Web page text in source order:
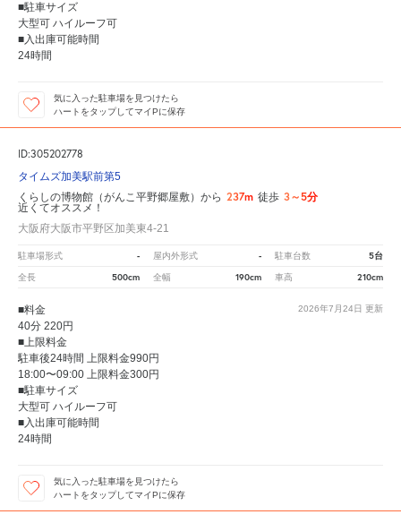
■駐車サイズ
大型可 ハイルーフ可
■入出庫可能時間
24時間
気に入った駐車場を見つけたら
ハートをタップしてマイPに保存
ID:305202778
タイムズ加美駅前第5
くらしの博物館（がんこ平野郷屋敷）から 237m 徒歩 3～5分
近くてオススメ！
大阪府大阪市平野区加美東4-21
駐車場形式 - 屋内外形式 - 駐車台数 5台
全長 500cm 全幅 190cm 車高 210cm
2026年7月24日 更新
■料金
40分 220円
■上限料金
駐車後24時間 上限料金990円
18:00〜09:00 上限料金300円
■駐車サイズ
大型可 ハイルーフ可
■入出庫可能時間
24時間
気に入った駐車場を見つけたら
ハートをタップしてマイPに保存